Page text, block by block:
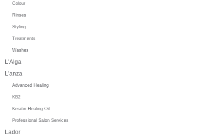
Colour
Rinses
Styling
Treatments
Washes
L'Alga
L'anza
Advanced Healing
KB2
Keratin Healing Oil
Professional Salon Services
Lador